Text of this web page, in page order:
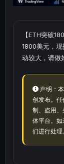
【ETH突破
1800美元，
动较大，请做
声明：
创发布。
制、盗用
体平台。
们进行处理。